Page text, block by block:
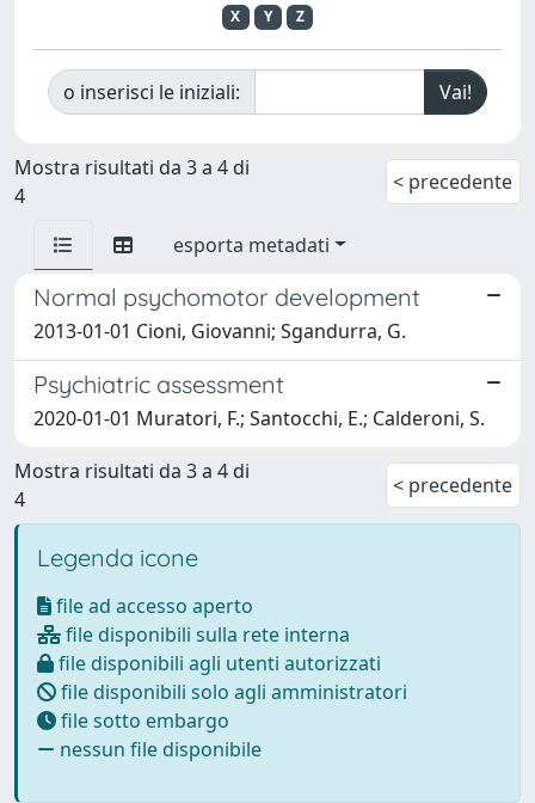
X
Y Z
o inserisci le iniziali:
Mostra risultati da 3 a 4 di
4
< precedente
esporta metadati
Normal psychomotor development
2013-01-01 Cioni, Giovanni; Sgandurra, G.
Psychiatric assessment
2020-01-01 Muratori, F.; Santocchi, E.; Calderoni, S.
Mostra risultati da 3 a 4 di
4
< precedente
Legenda icone
file ad accesso aperto
file disponibili sulla rete interna
file disponibili agli utenti autorizzati
file disponibili solo agli amministratori
file sotto embargo
nessun file disponibile